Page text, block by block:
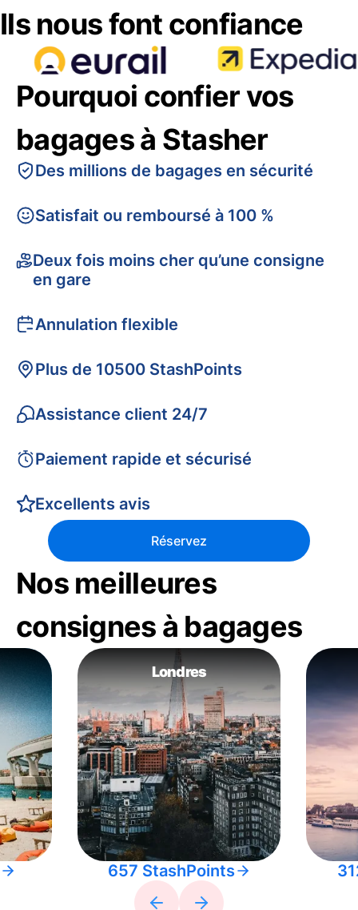
Ils nous font confiance
Pourquoi confier vos
bagages à Stasher
Des millions de bagages en sécurité
Satisfait ou remboursé à 100 %
Deux fois moins cher qu’une consigne
en gare
Annulation flexible
Plus de 10500 StashPoints
Assistance client 24/7
Paiement rapide et sécurisé
Excellents avis
Réservez
Nos meilleures
consignes à bagages
Londres
657 StashPoints